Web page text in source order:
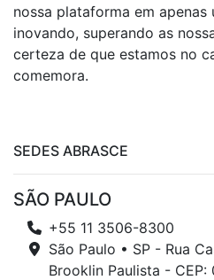
nossa plataforma em apenas
inovando, superando as
certeza de que estamos no
comemora.
SEDES ABRASCE
SÃO PAULO
+55 11 3506-8300
São Paulo • SP - Rua
Brooklin Paulista - CEP: